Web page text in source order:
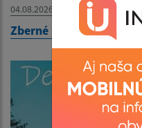
04.08.2026
Zberné miesto - OZNAM